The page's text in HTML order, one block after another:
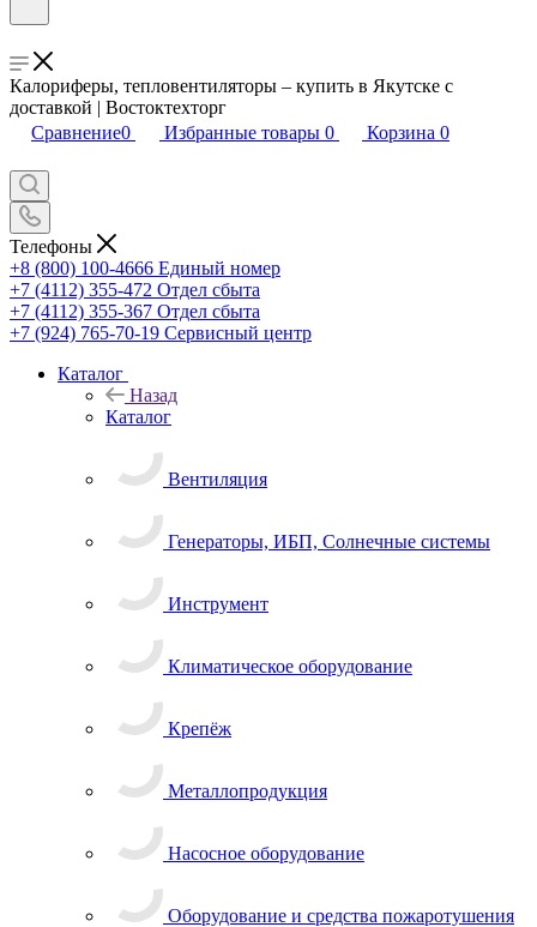
Калориферы, тепловентиляторы – купить в Якутске с
доставкой | Востоктехторг
Сравнение0 Избранные товары 0 Корзина 0
Телефоны
+8 (800) 100-4666 Единый номер
+7 (4112) 355-472 Отдел сбыта
+7 (4112) 355-367 Отдел сбыта
+7 (924) 765-70-19 Сервисный центр
Каталог
Назад
Каталог
Вентиляция
Генераторы, ИБП, Солнечные системы
Инструмент
Климатическое оборудование
Крепёж
Металлопродукция
Насосное оборудование
Оборудование и средства пожаротушения